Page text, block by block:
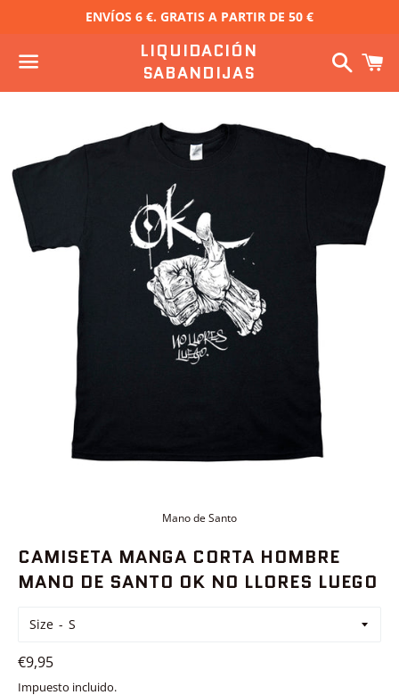
ENVÍOS 6 €. GRATIS A PARTIR DE 50 €
Menú
LIQUIDACIÓN
SABANDIJAS
Mano de Santo
CAMISETA MANGA CORTA HOMBRE
MANO DE SANTO OK NO LLORES LUEGO
Size
Precio
habitual
€9,95
Impuesto incluido.